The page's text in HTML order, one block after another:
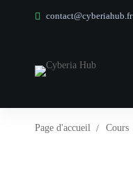
contact@cyberiahub.fr
Page d'accueil Cours